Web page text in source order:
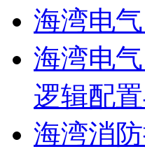
海湾电
海湾电
逻辑配
海湾消